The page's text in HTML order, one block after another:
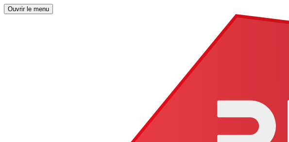
Ouvrir le menu